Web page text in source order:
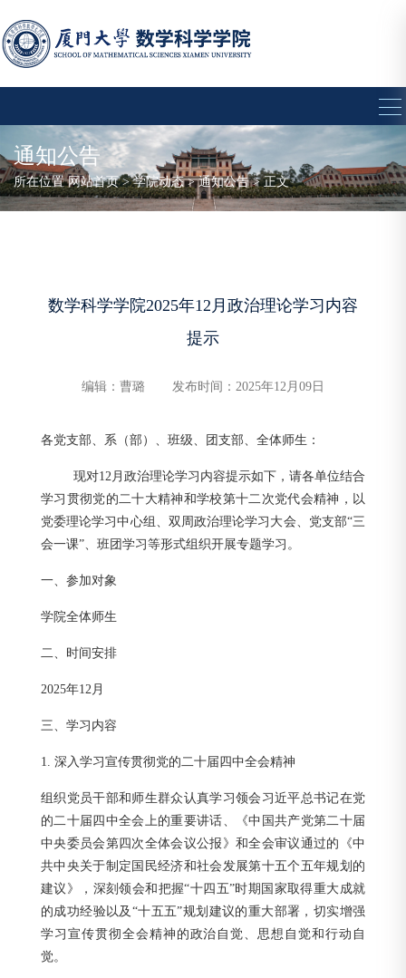
通知公告
所在位置网站首页>学院动态>通知公告> 正文
数学科学学院2025年12月政治理论学习内容
提示
编辑：曹璐 发布时间：2025年12月09日
各党支部、系（部）、班级、团支部、全体师生：
现对12月政治理论学习内容提示如下，请各单位结合
学习贯彻党的二十大精神和学校第十二次党代会精神，以
党委理论学习中心组 、双周政治理论学习大会、党支部“三
会一课”、班团学习等形式组织开展专题学习。
一、参加对象
学院全体师生
二、时间安排
2025年12月
三、学习内容
1. 深入学习宣传贯彻党的二十届四中全会精神
组织党员干部和师生群众认真学习领会习近平总书记在党
的二十届四中全会上的重要讲话、《中国共产党第二十届
中央委员会第四次全体会议公报》和全会审议通过的《中
共中央关于制定国民经济和社会发展第十五个五年规划的
建议》，深刻领会和把握“十四五”时期国家取得重大成就
的成功经验以及“十五五”规划建议的重大部署，切实增强
学习宣传贯彻全会精神的政治自觉、思想自觉和行动自
觉。